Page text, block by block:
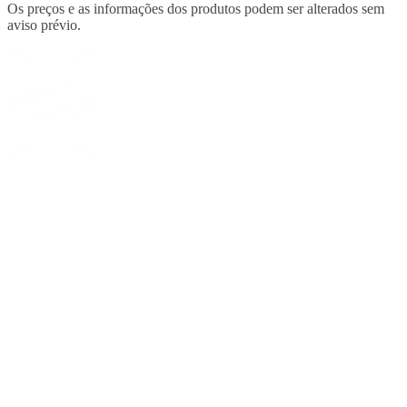
Os preços e as informações dos produtos podem ser alterados sem
aviso prévio.